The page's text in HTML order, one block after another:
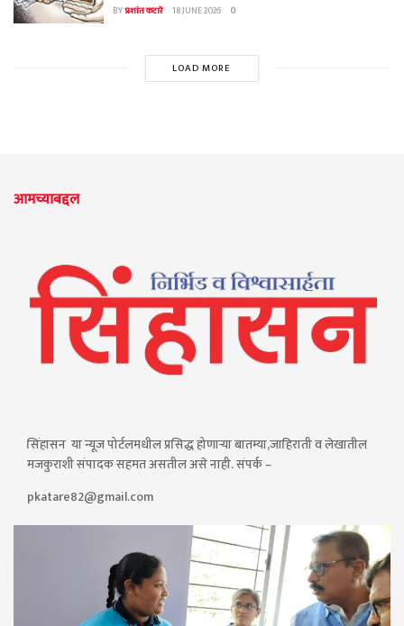
BYप्रशांत कटारे 18 JUNE 2026 0
LOAD MORE
आमच्याबद्दल
सिंहासन या न्यूज पोर्टलमधील प्रसिद्ध होणाऱ्या बातम्या,जाहिराती व लेखातील
मजकुराशी संपादक सहमत असतील असे नाही. संपर्क –
pkatare82@gmail.com